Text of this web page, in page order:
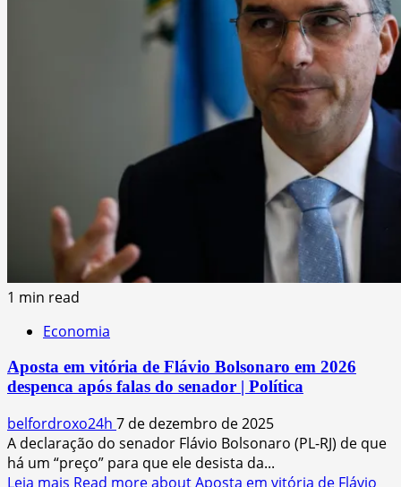
1 min read
Economia
Aposta em vitória de Flávio Bolsonaro em 2026
despenca após falas do senador | Política
belfordroxo24h 7 de dezembro de 2025
A declaração do senador Flávio Bolsonaro (PL-RJ) de que
há um “preço” para que ele desista da...
Leia mais Read more about Aposta em vitória de Flávio